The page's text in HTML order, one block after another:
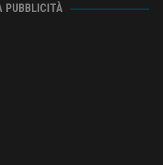
PUBBLICITÀ